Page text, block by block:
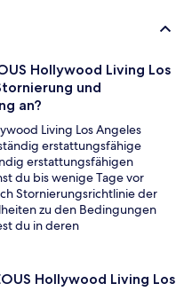
Hollywood Living Los
und
an?
Living Los Angeles
erstattungsfähige
erstattungsfähigen
du bis wenige Tage vor
Stornierungsrichtlinie der
zu den Bedingungen
du in deren
Hollywood Living Los